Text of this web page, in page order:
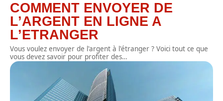
COMMENT ENVOYER DE
L’ARGENT EN LIGNE A
L’ETRANGER
Vous voulez envoyer de l'argent à l'étranger ? Voici tout ce que
vous devez savoir pour profiter des…